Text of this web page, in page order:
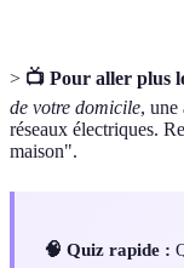
> 📺 Pour aller plus
de votre domicile, une
réseaux électriques.
maison".
🧠 Quiz rapide :